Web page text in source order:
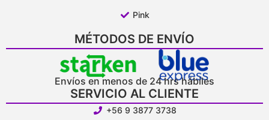
Pink
MÉTODOS DE ENVÍO
Envíos en menos de 24 hrs hábiles
SERVICIO AL CLIENTE
+56 9 3877 3738